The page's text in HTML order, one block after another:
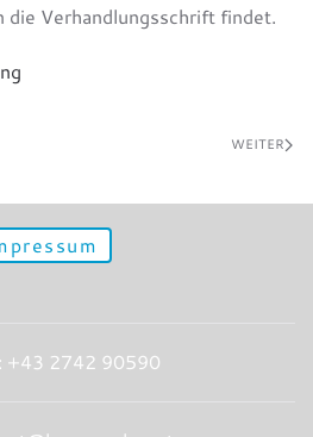
die Verhandlungsschrift findet.
WEITER
+43 2742 90590